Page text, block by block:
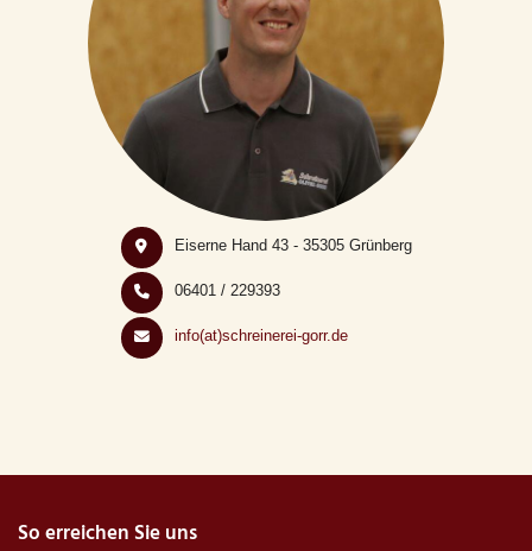
Eiserne Hand 43 - 35305 Grünberg
06401 / 229393
info(at)schreinerei-gorr.de
So erreichen Sie uns